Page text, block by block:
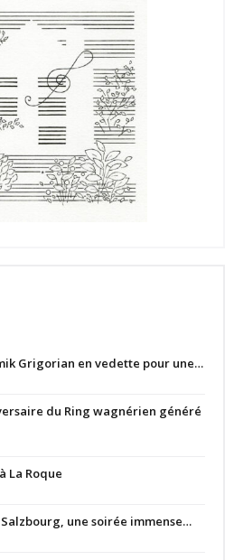
Grigorian en vedette pour une…
du Ring wagnérien généré
La Roque
Salzbourg, une soirée immense…